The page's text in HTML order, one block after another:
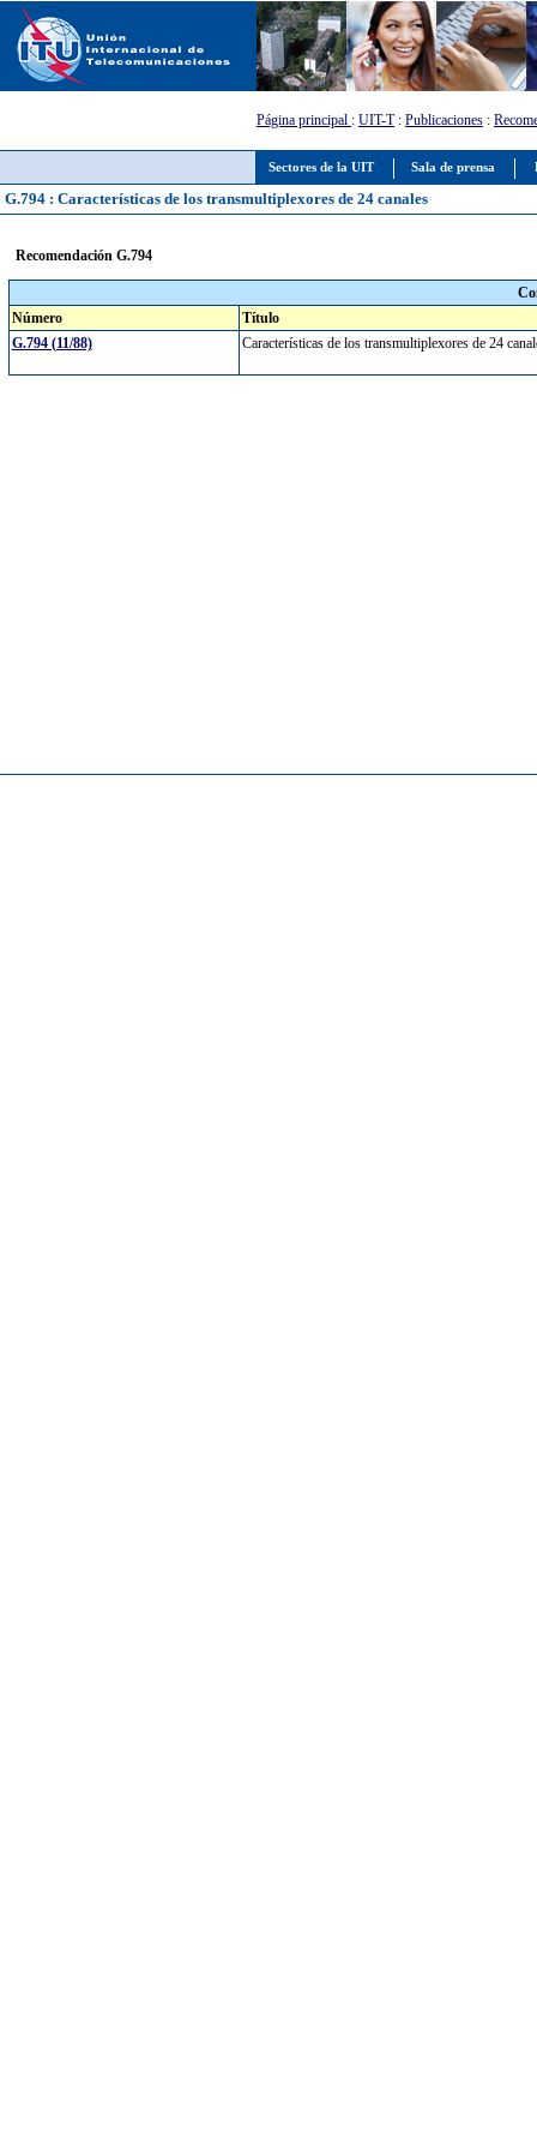
Sectores de la UIT Sala de prensa
Página principal : UIT-T: Publicaciones :
G.794 : Características de los transmultiplexores de 24 canales
Recomendación G.794
Número
Título
G.794 (11/88)
Características de los transmultiplexores de 24